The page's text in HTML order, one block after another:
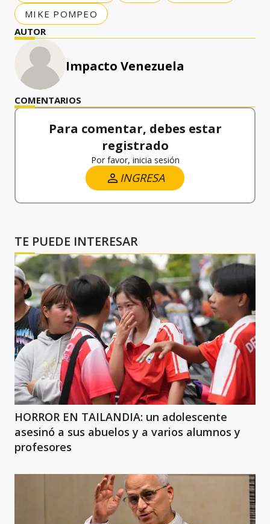
MIKE POMPEO
AUTOR
Impacto Venezuela
COMENTARIOS
Para comentar, debes estar
registrado
Por favor, inicia sesión
INGRESA
TE PUEDE INTERESAR
HORROR EN TAILANDIA: un adolescente
asesinó a sus abuelos y a varios alumnos y
profesores